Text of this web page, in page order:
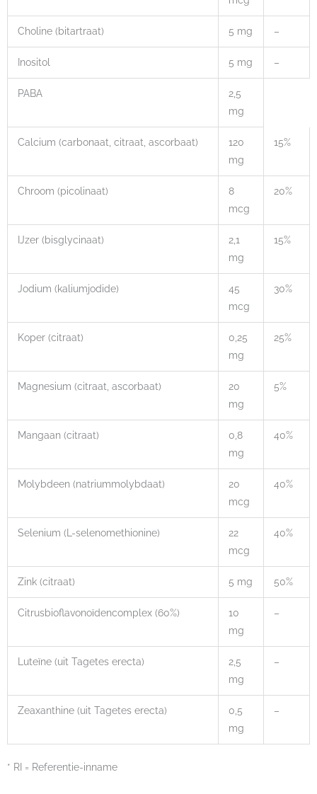
Choline (bitartraat) 5 mg –
Inositol 5 mg –
PABA
2,5
mg
Calcium (carbonaat, citraat, ascorbaat)
120
mg
15%
Chroom (picolinaat)
8
mcg
20%
IJzer (bisglycinaat)
2,1
mg
15%
Jodium (kaliumjodide)
45
mcg
30%
Koper (citraat)
0,25
mg
25%
Magnesium (citraat, ascorbaat)
20
mg
5%
Mangaan (citraat)
0,8
mg
40%
Molybdeen (natriummolybdaat)
20
mcg
40%
Selenium (L-selenomethionine)
22
mcg
40%
Zink (citraat) 5 mg 50%
Citrusbioflavonoïdencomplex (60%)
10
mg
–
Luteïne (uit Tagetes erecta)
2,5
mg
–
Zeaxanthine (uit Tagetes erecta)
0,5
mg
–
* RI = Referentie-inname